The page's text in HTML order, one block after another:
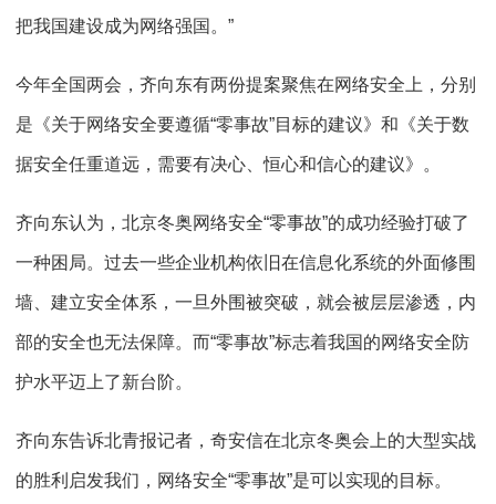
把我国建设成为网络强国。”
今年全国两会，齐向东有两份提案聚焦在网络安全上，分别
是《关于网络安全要遵循“零事故”目标的建议》和《关于数
据安全任重道远，需要有决心、恒心和信心的建议》。
齐向东认为，北京冬奥网络安全“零事故”的成功经验打破了
一种困局。过去一些企业机构依旧在信息化系统的外面修围
墙、建立安全体系，一旦外围被突破，就会被层层渗透，内
部的安全也无法保障。而“零事故”标志着我国的网络安全防
护水平迈上了新台阶。
齐向东告诉北青报记者，奇安信在北京冬奥会上的大型实战
的胜利启发我们，网络安全“零事故”是可以实现的目标。